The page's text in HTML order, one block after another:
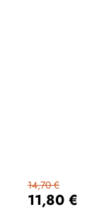
11,80 €
14,70 €